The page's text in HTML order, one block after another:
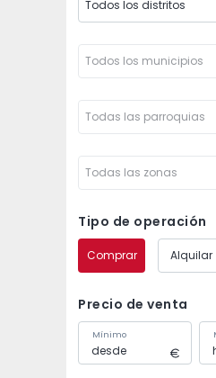
Todos los distritos
Todos los municipios
Todas las parroquias
Todas las zonas
Tipo de operación
Comprar Alquilar
Precio de venta
Mínimo